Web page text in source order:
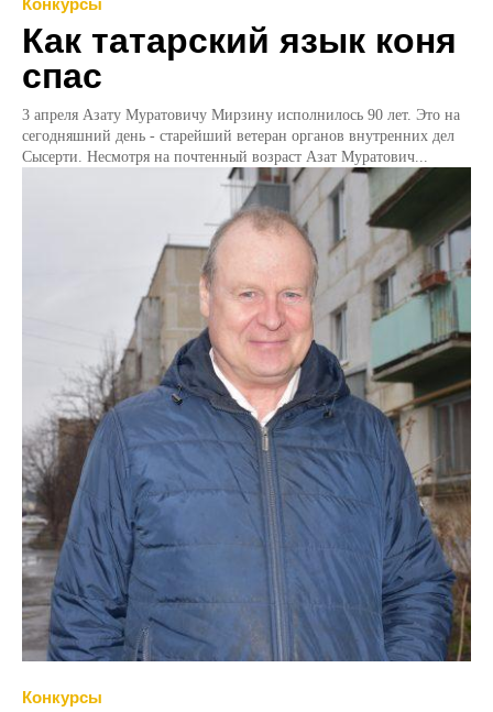
Конкурсы
Как татарский язык коня
спас
3 апреля Азату Муратовичу Мирзину исполнилось 90 лет. Это на
сегодняшний день - старейший ветеран органов внутренних дел
Сысерти. Несмотря на почтенный возраст Азат Муратович...
Конкурсы